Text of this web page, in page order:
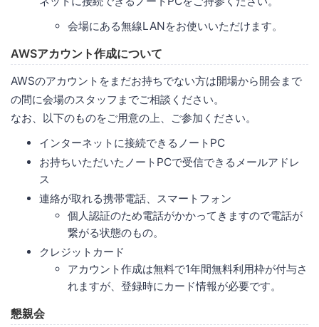
会場にある無線LANをお使いいただけます。
AWSアカウント作成について
AWSのアカウントをまだお持ちでない方は開場から開会まで
の間に会場のスタッフまでご相談ください。
なお、以下のものをご用意の上、ご参加ください。
インターネットに接続できるノートPC
お持ちいただいたノートPCで受信できるメールアドレ
ス
連絡が取れる携帯電話、スマートフォン
個人認証のため電話がかかってきますので電話が
繋がる状態のもの。
クレジットカード
アカウント作成は無料で1年間無料利用枠が付与さ
れますが、登録時にカード情報が必要です。
懇親会